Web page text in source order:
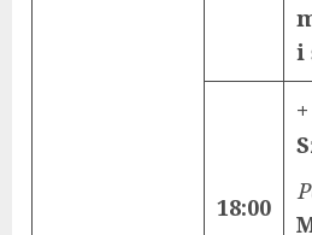
i
18:00